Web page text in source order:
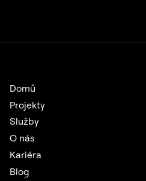
Domů
Projekty
Služby
O nás
Kariéra
Blog